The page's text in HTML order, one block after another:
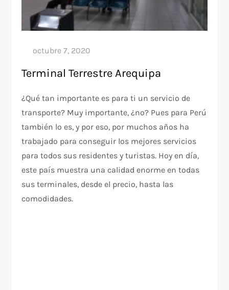
Terminal Terrestre Arequipa
¿Qué tan importante es para ti un servicio de
transporte? Muy importante, ¿no? Pues para Perú
también lo es, y por eso, por muchos años ha
trabajado para conseguir los mejores servicios
para todos sus residentes y turistas. Hoy en día,
este país muestra una calidad enorme en todas
sus terminales, desde el precio, hasta las
comodidades.